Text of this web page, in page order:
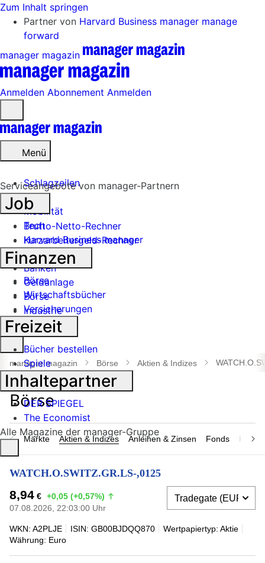
Zum Inhalt springen
Partner von Harvard Business manager manage
forward
manager magazin
Anmelden Abonnement Anmelden
öffnen
Menü
Schlagzeilen
Mobilität
Tech
Harvard Business manager
Handel
Banken
Geldanlage
Börse
Industrie
Suche
öffnen
manager magazin Börse Aktien & Indizes
Märkte Aktien & Indizes Anleihen & Zinsen Fonds
WATCH.O.SWITZ.GR.LS-,0125
8,94 € +0,05 (+0,57%)
07.08.2026, 22:03:00 Uhr
WKN: A2PLJE ISIN: GB00BJDQQ870
Wertpapiertyp: Aktie
Währung: Euro
Serviceangebote von manager-Partnern
Job
Brutto-Netto-Rechner
Kurzarbeitergeld-Rechner
Finanzen
Börse
Wirtschaftsbücher
Versicherungen
Freizeit
Bücher bestellen
Spiele
Inhaltepartner
DER SPIEGEL
The Economist
Alle Magazine der manager-Gruppe